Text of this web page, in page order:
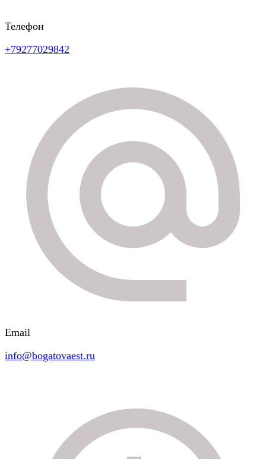
Телефон
+79277029842
Email
info@bogatovaest.ru